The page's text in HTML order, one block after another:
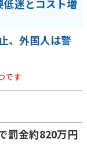
迷とコスト増
、外国人は警
です
罰金約820万円